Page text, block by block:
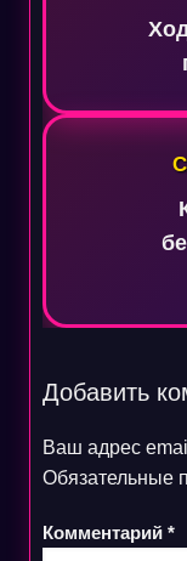
записям
Добавить
Ваш адрес
Обязательные
Комментарий *